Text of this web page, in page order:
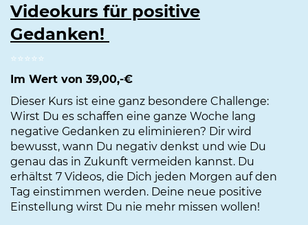
Videokurs für positive
Gedanken!
⭐️⭐️⭐️⭐️⭐️
Im Wert von 39,00,-€
Dieser Kurs ist eine ganz besondere Challenge:
Wirst Du es schaffen eine ganze Woche lang
negative Gedanken zu eliminieren? Dir wird
bewusst, wann Du negativ denkst und wie Du
genau das in Zukunft vermeiden kannst. Du
erhältst 7 Videos, die Dich jeden Morgen auf den
Tag einstimmen werden. Deine neue positive
Einstellung wirst Du nie mehr missen wollen!